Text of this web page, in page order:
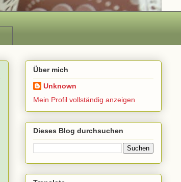
Über mich
Unknown
Mein Profil vollständig anzeigen
Dieses Blog durchsuchen